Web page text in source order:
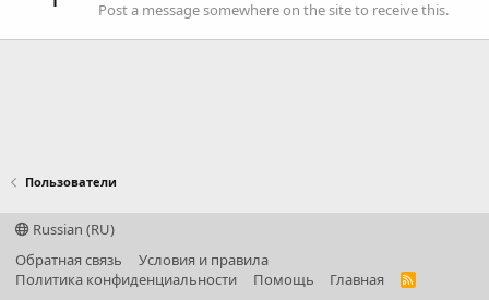
Post a message somewhere on the site to receive this.
Пользователи
Russian (RU)
Обратная связь
Условия и правила
Политика конфиденциальности
Помощь Главная
R